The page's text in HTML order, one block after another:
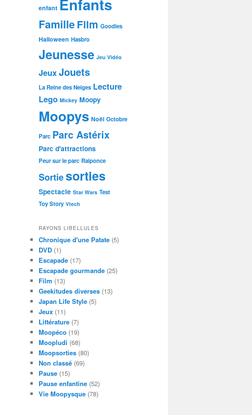
enfant Enfants
FamilleFilm Goodies
Halloween Hasbro
Jeunesse Jeu Vidéo
JeuxJouets
La Reine des Neiges Lecture
Lego Mickey Moopy
Moopys Noël Octobre
Parc Parc Astérix
Parc d'attractions
Peur sur le parc Raiponce
Sortiesorties
Spectacle Star Wars Test
Toy Story Vtech
RAYONS LIBELLULES
Chronique d'une Patate (5)
DVD (1)
Escapade (17)
Escapade gourmande (25)
Film (13)
Geekitudes diverses (13)
Japan Life Style (5)
Jeux (11)
Littérature (7)
Moopéco (19)
Moopludi (68)
Moopsorties (80)
Non classé (69)
Pause (15)
Pause enfantine (52)
Vie Moopysque (78)